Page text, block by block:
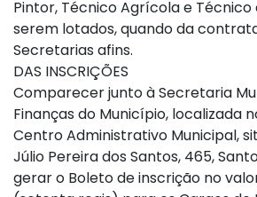
Pintor, Técnico Agrícola e
serem lotados, quando da
Secretarias afins.
DAS INSCRIÇÕES
Comparecer junto à Secretaria
Finanças do Município, localizada
Centro Administrativo Municipal,
Júlio Pereira dos Santos, 465,
gerar o Boleto de inscrição no